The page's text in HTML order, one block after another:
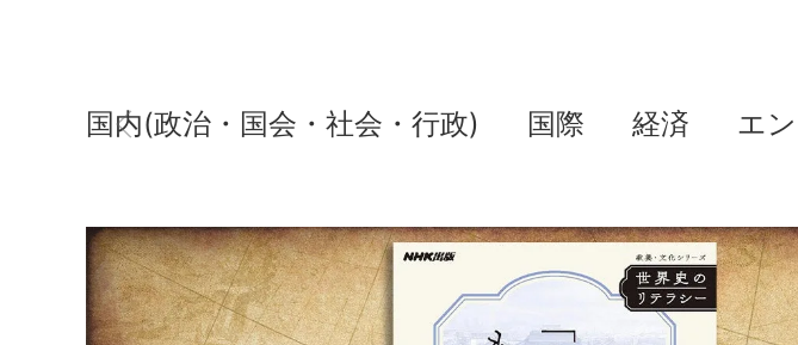
国内(政治・国会・社会・行政) 国際 経済 エ